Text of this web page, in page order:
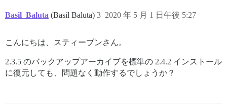
> /opt/bitnami/apps/discourse/htdocs/vendor/
> /opt/bitnami/apps/discourse/htdocs/vendor/
> /opt/bitnami/apps/discourse/htdocs/vendor/
> re'
> /opt/bitnami/apps/discourse/htdocs/vendor/bundle/
Basil_Baluta (Basil Baluta) 2020 年 5 月 1 日午後 5:27
3
こんにちは、スティーブンさん。
2.3.5 のバックアップアーカイブを標準の 2.4.2 インストール
に復元しても、問題なく動作するでしょうか？